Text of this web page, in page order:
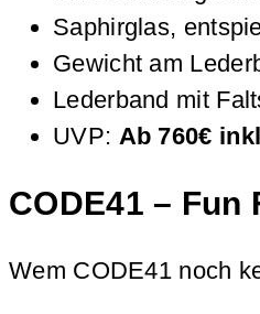
Saphirglas,
Gewicht am
Lederband mit
UVP: Ab 760€
CODE41 – Fun
Wem CODE41 noch